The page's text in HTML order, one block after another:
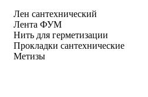
Лен сантехнический
Лента ФУМ
Нить для герметизации
Прокладки сантехнические
Метизы